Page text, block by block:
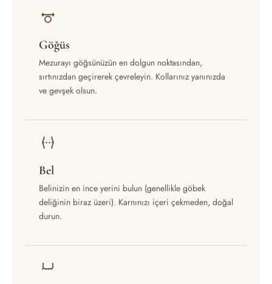
Göğüs
Mezurayı göğsünüzün en dolgun noktasından,
sırtınızdan geçirerek çevreleyin. Kollarınız yanınızda
ve gevşek olsun.
Bel
Belinizin en ince yerini bulun (genellikle göbek
deliğinin biraz üzeri). Karnınızı içeri çekmeden, doğal
durun.